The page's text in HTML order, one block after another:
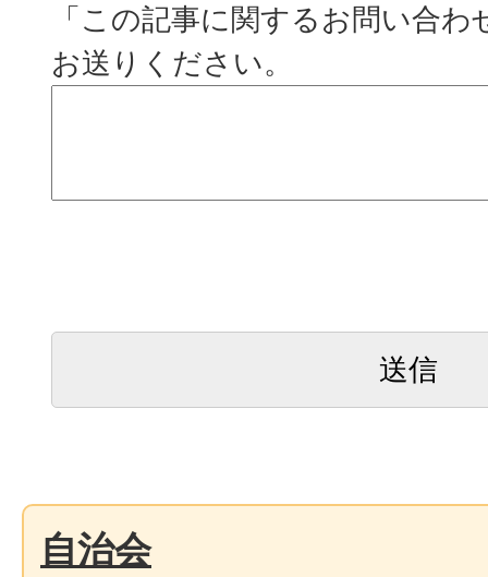
「この記事に関するお問い合
お送りください。
自治会